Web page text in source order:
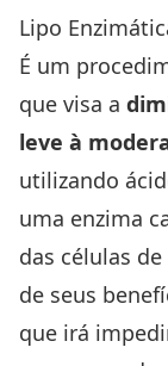
Lipo
É um
que visa a
leve à
utilizando
uma enzima
das células
de seus
que irá